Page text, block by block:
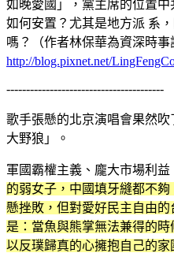
如晚愛國」，黨主席的位置
如何安置？尤其是地方派 系
嗎？（作者林保華為資深時事
http://blog.pixnet.net/
----------------------------------------
歌手張懸的北京演唱會果然
大野狼」。
軍國霸權主義、龐大市場利益
的弱女子，中國填牙縫都不
懸挫敗，但對愛好民主自由
是：當魚與熊掌無法兼得的
以反璞歸真的心擁抱自己的家